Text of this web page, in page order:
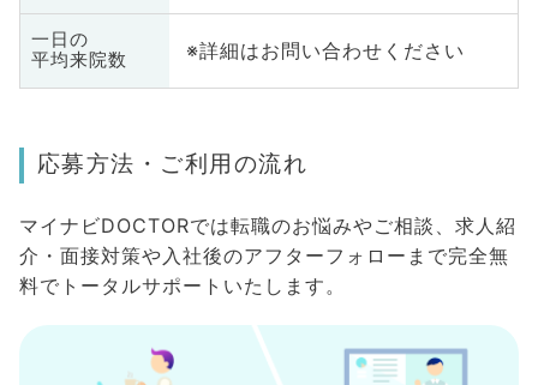
一日の
平均来院数
※詳細はお問い合わせください
応募方法・ご利用の流れ
マイナビDOCTORでは転職のお悩みやご相談、求人紹
介・面接対策や入社後のアフターフォローまで完全無
料でトータルサポートいたします。